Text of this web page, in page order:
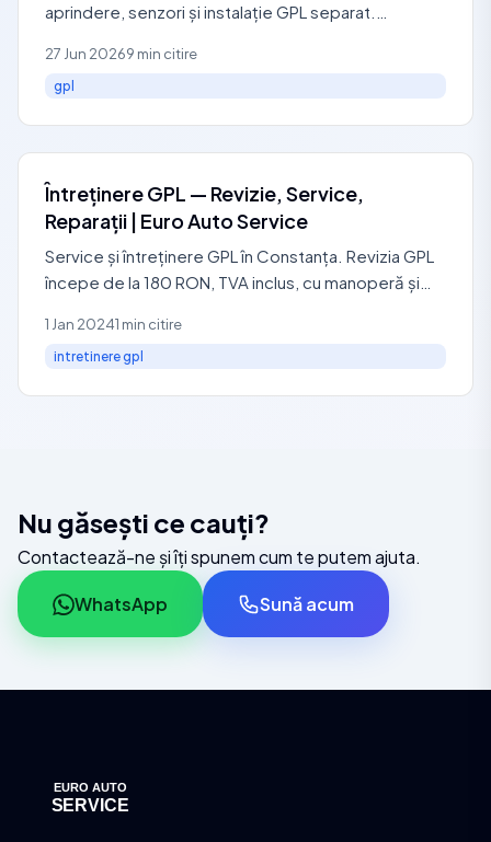
aprindere, senzori și instalație GPL separat.
27 Jun 20269 min citire
gpl
Întreținere GPL — Revizie, Service,
Reparații | Euro Auto Service
Service și întreținere GPL în Constanța. Revizia GPL
începe de la 180 RON, TVA inclus, cu manoperă și
Lovato, Zavoli și AGC Zenit.
1 Jan 20241 min citire
intretinere gpl
Nu găsești ce cauți?
Contactează-ne și îți spunem cum te putem ajuta.
WhatsApp Sună acum